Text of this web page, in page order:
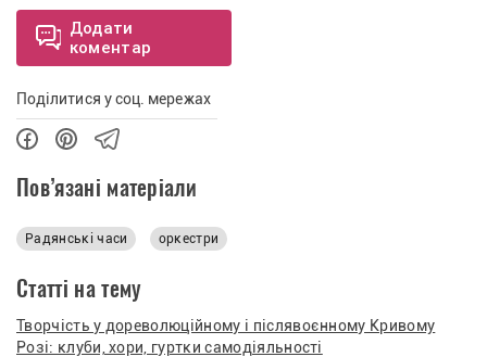
Додати
коментар
Поділитися у соц. мережах
Пов’язані матеріали
Радянські часи оркестри
Статті на тему
Творчість у дореволюційному і післявоєнному Кривому
Розі: клуби, хори, гуртки самодіяльності